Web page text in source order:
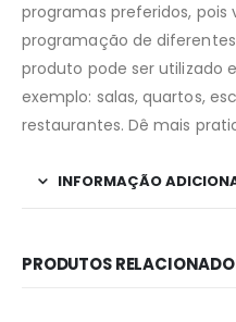
programas preferidos,
programação de
produto pode ser utilizado
exemplo: salas, quartos,
restaurantes. Dê mais
INFORMAÇÃO
PRODUTOS